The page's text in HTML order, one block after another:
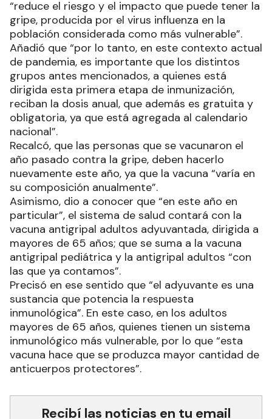
“reduce el riesgo y el impacto que puede tener la
gripe, producida por el virus influenza en la
población considerada como más vulnerable”.
Añadió que “por lo tanto, en este contexto actual
de pandemia, es importante que los distintos
grupos antes mencionados, a quienes está
dirigida esta primera etapa de inmunización,
reciban la dosis anual, que además es gratuita y
obligatoria, ya que está agregada al calendario
nacional”.
Recalcó, que las personas que se vacunaron el
año pasado contra la gripe, deben hacerlo
nuevamente este año, ya que la vacuna “varía en
su composición anualmente”.
Asimismo, dio a conocer que “en este año en
particular”, el sistema de salud contará con la
vacuna antigripal adultos adyuvantada, dirigida a
mayores de 65 años; que se suma a la vacuna
antigripal pediátrica y la antigripal adultos “con
las que ya contamos”.
Precisó en ese sentido que “el adyuvante es una
sustancia que potencia la respuesta
inmunológica”. En este caso, en los adultos
mayores de 65 años, quienes tienen un sistema
inmunológico más vulnerable, por lo que “esta
vacuna hace que se produzca mayor cantidad de
anticuerpos protectores”.
Recibí las noticias en tu email